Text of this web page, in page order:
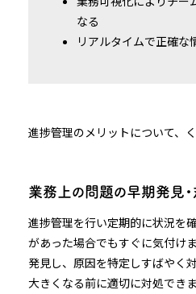
なる
リアルタイムで正確な
進捗管理のメリットについて、
業務上の問題の早期発見・
進捗管理を行い定期的に状況を
があった場合でもすぐに気付け
発見し、原因を特定しすばやく
大きくなる前に適切に対処でき